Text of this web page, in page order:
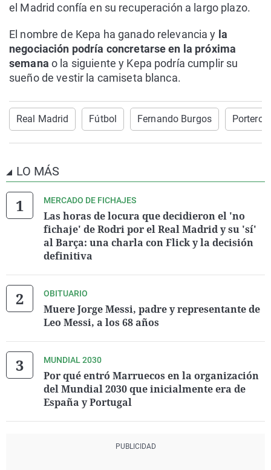
el Madrid confía en su recuperación a largo plazo.
El nombre de Kepa ha ganado relevancia y la
negociación podría concretarse en la próxima
semana o la siguiente y Kepa podría cumplir su
sueño de vestir la camiseta blanca.
Real Madrid Fútbol Fernando Burgos Portero
LO MÁS
MERCADO DE FICHAJES
Las horas de locura que decidieron el 'no
fichaje' de Rodri por el Real Madrid y su 'sí'
al Barça: una charla con Flick y la decisión
definitiva
OBITUARIO
Muere Jorge Messi, padre y representante de
Leo Messi, a los 68 años
MUNDIAL 2030
Por qué entró Marruecos en la organización
del Mundial 2030 que inicialmente era de
España y Portugal